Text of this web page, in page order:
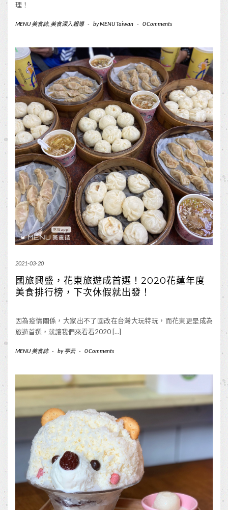
理！
MENU 美食誌, 美食深入報導 - byMENU Taiwan - 0 Comments
2021-03-20
國旅興盛，花東旅遊成首選！2020花蓮年度
美食排行榜，下次休假就出發！
因為疫情關係，大家出不了國改在台灣大玩特玩，而花東更是成為
旅遊首選，就讓我們來看看2020 […]
MENU 美食誌 - by亭云 - 0 Comments